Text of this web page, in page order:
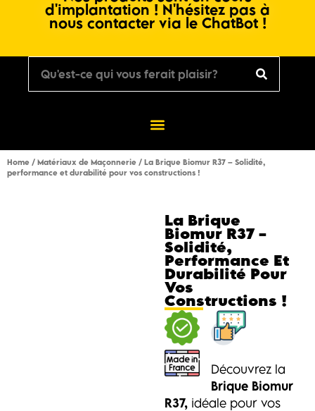
d'implantation ! N'hésitez pas à
nous contacter via le ChatBot !
Home / Matériaux de Maçonnerie / La Brique Biomur R37 – Solidité,
performance et durabilité pour vos constructions !
La Brique
Biomur R37 –
Solidité,
Performance Et
Durabilité Pour
Vos
Constructions !
Découvrez la
Brique Biomur
R37,idéale pour vos